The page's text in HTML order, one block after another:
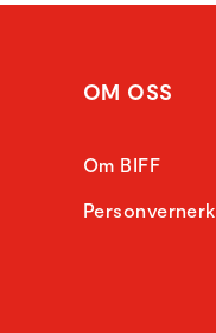
OM OSS
Om BIFF